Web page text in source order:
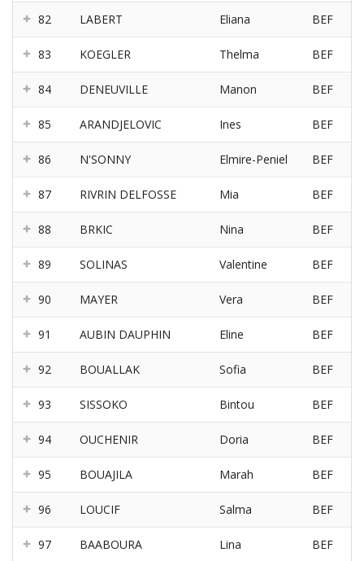
82 LABERT Eliana BEF
83 KOEGLER Thelma BEF
84 DENEUVILLE Manon BEF
85 ARANDJELOVIC Ines BEF
86 N'SONNY Elmire-Peniel BEF
87 RIVRIN DELFOSSE Mia BEF
88 BRKIC Nina BEF
89 SOLINAS Valentine BEF
90 MAYER Vera BEF
91 AUBIN DAUPHIN Eline BEF
92 BOUALLAK Sofia BEF
93 SISSOKO Bintou BEF
94 OUCHENIR Doria BEF
95 BOUAJILA Marah BEF
96 LOUCIF Salma BEF
97 BAABOURA Lina BEF